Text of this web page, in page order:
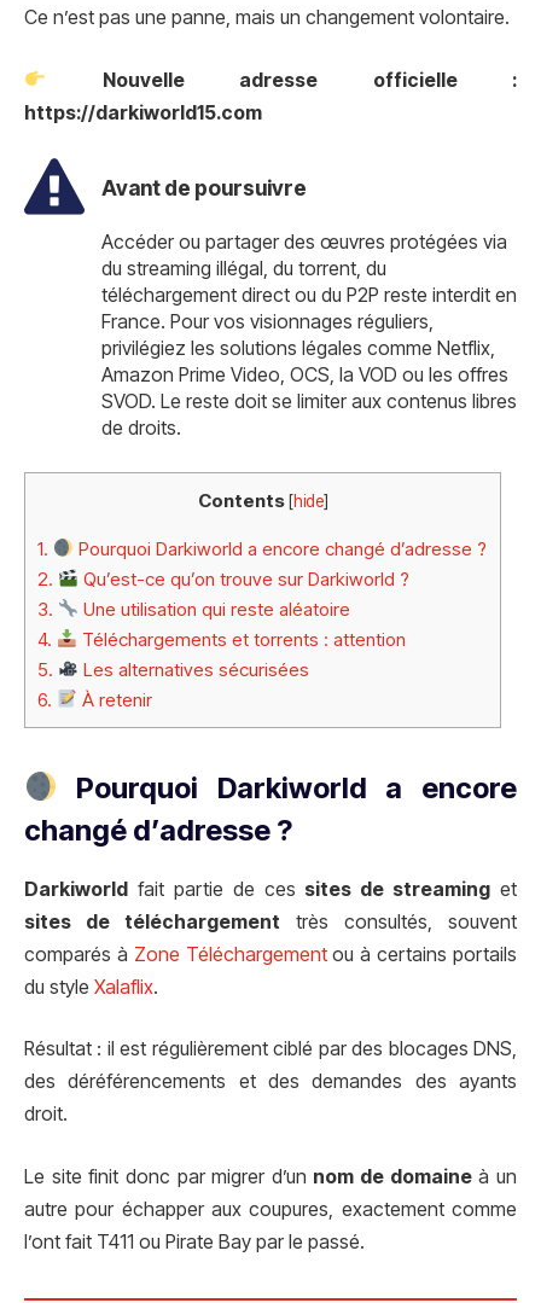
Ce n’est pas une panne, mais un changement volontaire.
Nouvelle adresse officielle :
https://darkiworld15.com
Avant de poursuivre
Accéder ou partager des œuvres protégées via
du streaming illégal, du torrent, du
téléchargement direct ou du P2P reste interdit en
France. Pour vos visionnages réguliers,
privilégiez les solutions légales comme Netflix,
Amazon Prime Video, OCS, la VOD ou les offres
SVOD. Le reste doit se limiter aux contenus libres
de droits.
Contents [hide]
1.
Pourquoi Darkiworld a encore changé d’adresse ?
2.
Qu’est-ce qu’on trouve sur Darkiworld ?
3.
Une utilisation qui reste aléatoire
4.
Téléchargements et torrents : attention
5.
Les alternatives sécurisées
6.
À retenir
Pourquoi Darkiworld a encore
changé d’adresse ?
Darkiworld fait partie de ces sites de streaming et
sites de téléchargement très consultés, souvent
comparés à Zone Téléchargementou à certains portails
du style Xalaflix.
Résultat : il est régulièrement ciblé par des blocages DNS,
des déréférencements et des demandes des ayants
droit.
Le site finit donc par migrer d’un nom de domaineà un
autre pour échapper aux coupures, exactement comme
l’ont fait T411 ou Pirate Bay par le passé.